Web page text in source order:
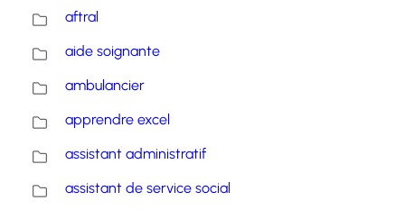
aftral
aide soignante
ambulancier
apprendre excel
assistant administratif
assistant de service social